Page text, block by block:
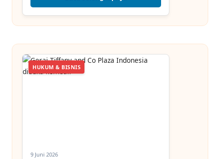
HUKUM & BISNIS
9 Juni 2026